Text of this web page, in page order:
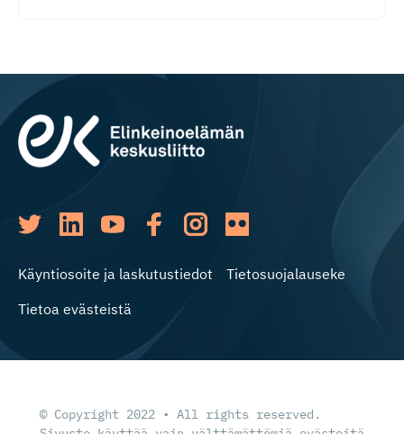
Käyntiosoite ja laskutustiedot
Tietosuojalauseke
Tietoa evästeistä
© Copyright 2022 • All rights reserved.